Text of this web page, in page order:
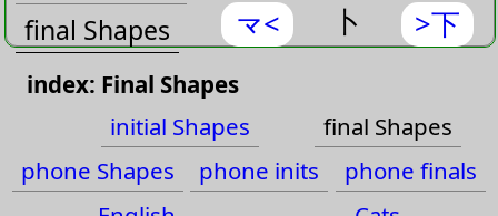
final Shapes
phone
phone inits
龴<
卜 >下
index: Final Shapes
initial Shapes
final Shapes
phone Shapes
phone inits
phone finals